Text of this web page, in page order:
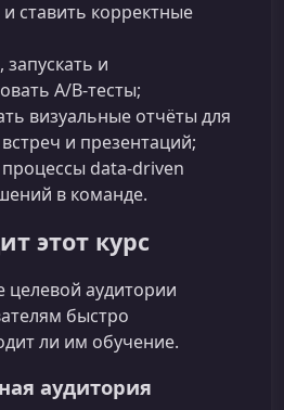
ставить корректные
и
A/B‑тесты;
визуальные отчёты для
и презентаций;
data-driven
в команде.
этот курс
целевой аудитории
быстро
ли им обучение.
аудитория